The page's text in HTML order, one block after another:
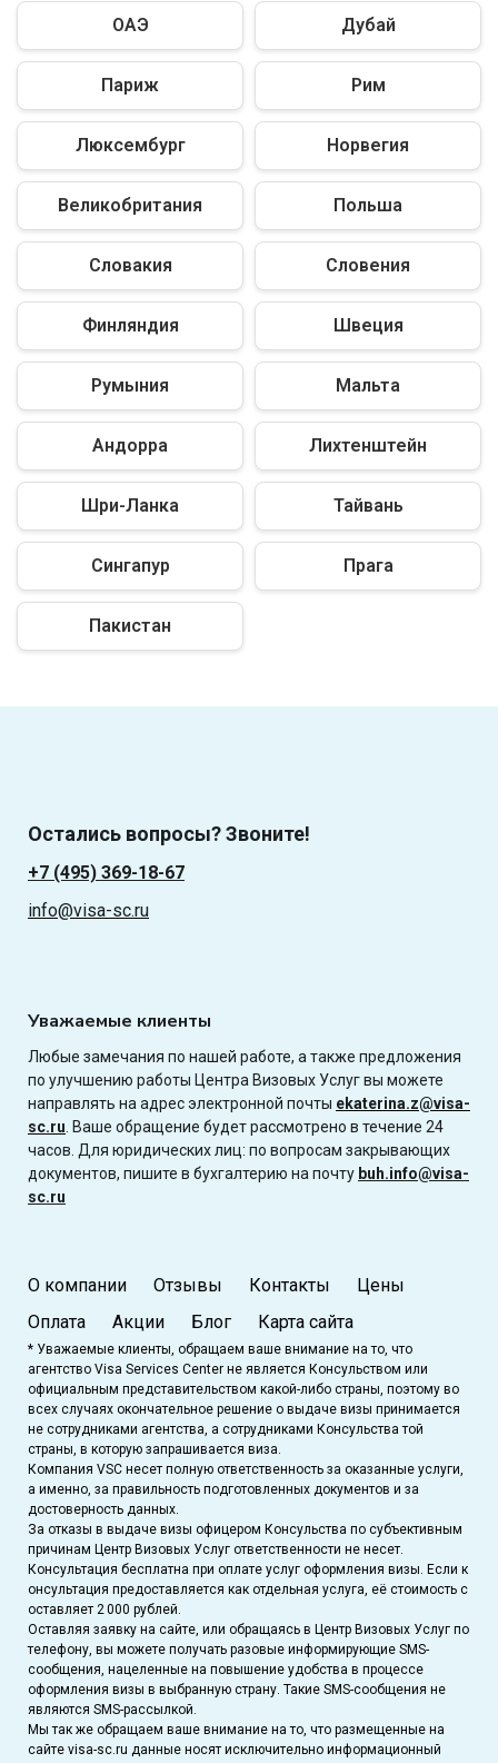
ОАЭ Дубай
Париж Рим
Люксембург Норвегия
Великобритания Польша
Словакия Словения
Финляндия Швеция
Румыния Мальта
Андорра Лихтенштейн
Шри-Ланка Тайвань
Сингапур Прага
Пакистан
Остались вопросы? Звоните!
+7 (495) 369-18-67
info@visa-sc.ru
Уважаемые клиенты
Любые замечания по нашей работе, а также предложения
по улучшению работы Центра Визовых Услуг вы можете
направлять на адрес электронной почты ekaterina.z@visa-
sc.ru. Ваше обращение будет рассмотрено в течение 24
часов. Для юридических лиц: по вопросам закрывающих
документов, пишите в бухгалтерию на почту buh.info@visa-
sc.ru
О компании Отзывы Контакты
Цены
Оплата
Акции Блог Карта сайта
* Уважаемые клиенты, обращаем ваше внимание на то, что
агентство Visa Services Center не является Консульством или
официальным представительством какой-либо страны, поэтому во
всех случаях окончательное решение о выдаче визы принимается
не сотрудниками агентства, а сотрудниками Консульства той
страны, в которую запрашивается виза.
Компания VSC несет полную ответственность за оказанные услуги,
а именно, за правильность подготовленных документов и за
достоверность данных.
За отказы в выдаче визы офицером Консульства по субъективным
причинам Центр Визовых Услуг ответственности не несет.
Консультация бесплатна при оплате услуг оформления визы. Если к
онсультация предоставляется как отдельная услуга, её стоимость с
оставляет 2 000 рублей.
Оставляя заявку на сайте, или обращаясь в Центр Визовых Услуг по
телефону, вы можете получать разовые информирующие SMS-
сообщения, нацеленные на повышение удобства в процессе
оформления визы в выбранную страну. Такие SMS-сообщения не
являются SMS-рассылкой.
Мы так же обращаем ваше внимание на то, что размещенные на
сайте visa-sc.ru данные носят исключительно информационный